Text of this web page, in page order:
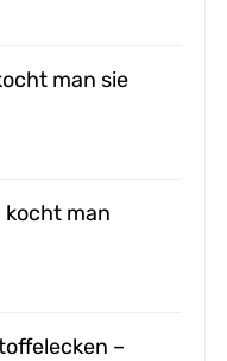
man sie
kocht man
–